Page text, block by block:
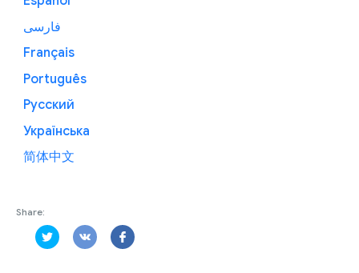
فارسی
Français
Português
Русский
Українська
简体中文
Share: